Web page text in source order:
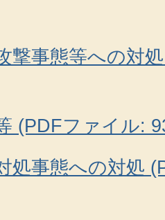
撃事態等への対
(PDFファイル:
処事態への対処